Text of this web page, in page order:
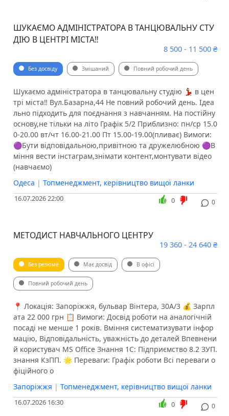
ШУКАЄМО АДМІНІСТРАТОРА В ТАНЦЮВАЛЬНУ СТУ
ДІЮ В ЦЕНТРІ МІСТА‼️
8 500 - 11 500 ₴
Без досвіду Змішаний Повний робочий день
Шукаємо адміністратора в танцювальну студію 💃🏻 в цен
трі міста‼️ Вул.Базарна,44 Не повний робочий день. Ідеа
льно підходить для поєднання з навчанням. На постійну
основу,не тільки на літо️ Графік 5/2 Приблизно: пн/ср 15.0
0-20.00 вт/чт 16.00-21.00 Пт 15.00-19.00(пливає) Вимоги:
🟣Бути відповідальною,привітною та дружелюбною 🟣В
міння вести інстаграм,знімати контент,монтувати відео
(навчаємо)
Одеса | Топменеджмент, керівництво вищої ланки
16.07.2026 22:00 0
0
МЕТОДИСТ НАВЧАЛЬНОГО ЦЕНТРУ
19 360 - 24 640 ₴
Без резюме Має досвід В офісі
Повний робочий день
📍 Локація: Запоріжжя, бульвар Вінтера, 30А/3 💰 Зарпл
ата 22 000 грн 📋 Вимоги: Досвід роботи на аналогічній
посаді не менше 1 років. Вміння систематизувати інфор
мацію, Відповідальність, уважність до деталей Впевнени
й користувач MS Office Знання 1С: Підприємство 8.2 ЗУП.
знання КзПП. 🌟 Переваги: Графік роботи Всі переваги о
фіційного о
Запоріжжя | Топменеджмент, керівництво вищої ланки
16.07.2026 16:30 0
0